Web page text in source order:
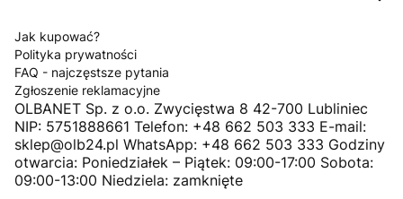
Jak kupować?
Polityka prywatności
FAQ - najczęstsze pytania
Zgłoszenie reklamacyjne
OLBANET Sp. z o.o. Zwycięstwa 8 42-700 Lubliniec
NIP: 5751888661 Telefon: +48 662 503 333 E-mail:
sklep@olb24.pl WhatsApp: +48 662 503 333 Godziny
otwarcia: Poniedziałek – Piątek: 09:00-17:00 Sobota:
09:00-13:00 Niedziela: zamknięte